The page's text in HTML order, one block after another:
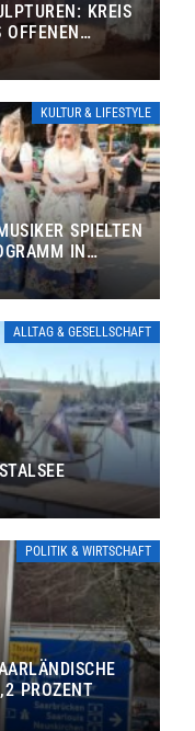
KREIS
OFFENEN
KULTUR & LIFESTYLE
SPIELTEN
IN
ALLTAG & GESELLSCHAFT
POLITIK & WIRTSCHAFT
PROZENT